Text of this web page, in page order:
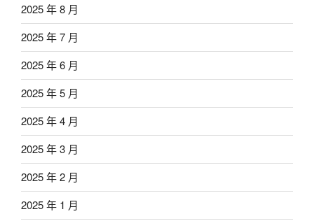
2025 年 8 月
2025 年 7 月
2025 年 6 月
2025 年 5 月
2025 年 4 月
2025 年 3 月
2025 年 2 月
2025 年 1 月